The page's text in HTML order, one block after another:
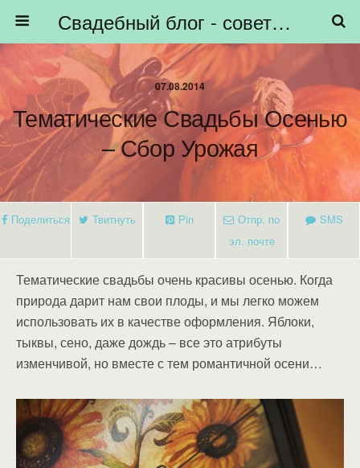
Свадебный блог - советы невестам, подготовка к свадьбе - HiBride
07.08.2014
Тематические Свадьбы Осенью
– Сбор Урожая
Поделиться Твитнуть Pin
Отпр. по
эл. почте
SMS
Тематические свадьбы очень красивы осенью. Когда
природа дарит нам свои плоды, и мы легко можем
использовать их в качестве оформления. Яблоки,
тыквы, сено, даже дождь – все это атрибуты
изменчивой, но вместе с тем романтичной осени…